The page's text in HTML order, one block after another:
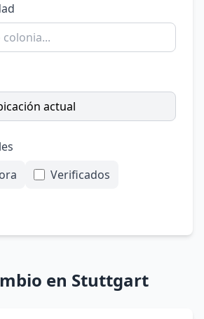
actual
Verificados
en Stuttgart